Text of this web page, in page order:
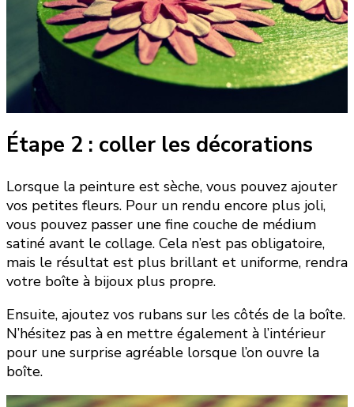
Étape 2 : coller les décorations
Lorsque la peinture est sèche, vous pouvez ajouter
vos petites fleurs. Pour un rendu encore plus joli,
vous pouvez passer une fine couche de médium
satiné avant le collage. Cela n’est pas obligatoire,
mais le résultat est plus brillant et uniforme, rendra
votre boîte à bijoux plus propre.
Ensuite, ajoutez vos rubans sur les côtés de la boîte.
N’hésitez pas à en mettre également à l’intérieur
pour une surprise agréable lorsque l’on ouvre la
boîte.